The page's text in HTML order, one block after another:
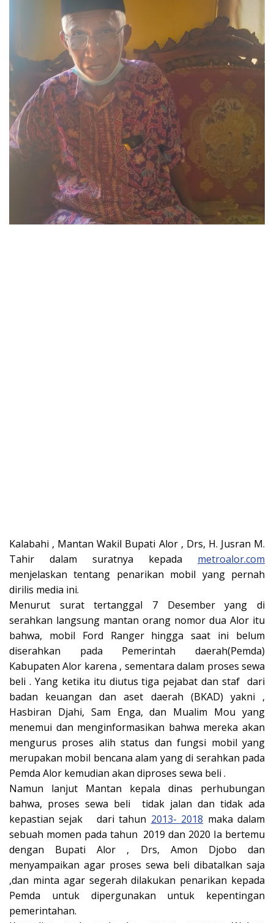
Kalabahi , Mantan Wakil Bupati Alor , Drs, H. Jusran M.
Tahir dalam suratnya kepada metroalor.com
menjelaskan tentang penarikan mobil yang pernah
dirilis media ini.
Menurut surat tertanggal 7 Desember yang di
serahkan langsung mantan orang nomor dua Alor itu
bahwa, mobil Ford Ranger hingga saat ini belum
diserahkan pada Pemerintah daerah(Pemda)
Kabupaten Alor karena , sementara dalam proses sewa
beli . Yang ketika itu diutus tiga pejabat dan staf dari
badan keuangan dan aset daerah (BKAD) yakni ,
Hasbiran Djahi, Sam Enga, dan Mualim Mou yang
menemui dan menginformasikan bahwa mereka akan
mengurus proses alih status dan fungsi mobil yang
merupakan mobil bencana alam yang di serahkan pada
Pemda Alor kemudian akan diproses sewa beli .
Namun lanjut Mantan kepala dinas perhubungan
bahwa, proses sewa beli tidak jalan dan tidak ada
kepastian sejak dari tahun 2013- 2018 maka dalam
sebuah momen pada tahun 2019 dan 2020 Ia bertemu
dengan Bupati Alor , Drs, Amon Djobo dan
menyampaikan agar proses sewa beli dibatalkan saja
,dan minta agar segerah dilakukan penarikan kepada
Pemda untuk dipergunakan untuk kepentingan
pemerintahan.